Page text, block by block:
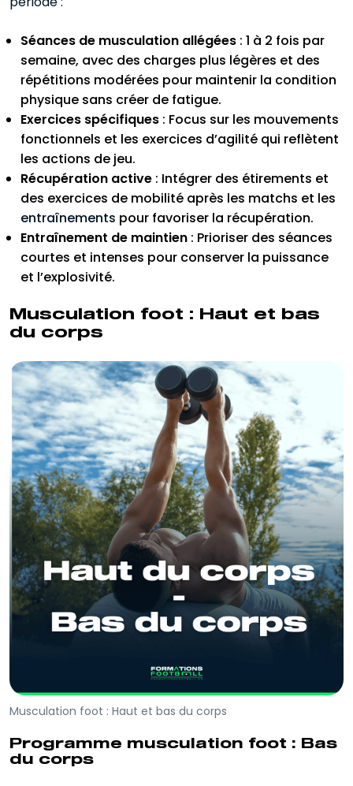
Séances de musculation allégées : 1 à 2 fois par
semaine, avec des charges plus légères et des
répétitions modérées pour maintenir la condition
physique sans créer de fatigue.
Exercices spécifiques : Focus sur les mouvements
fonctionnels et les exercices d’agilité qui reflètent
les actions de jeu.
Récupération active : Intégrer des étirements et
des exercices de mobilité après les matchs et les
entraînements pour favoriser la récupération.
Entraînement de maintien : Prioriser des séances
courtes et intenses pour conserver la puissance
et l’explosivité.
Musculation foot : Haut et bas
du corps
Musculation foot : Haut et bas du corps
Programme musculation foot : Bas
du corps